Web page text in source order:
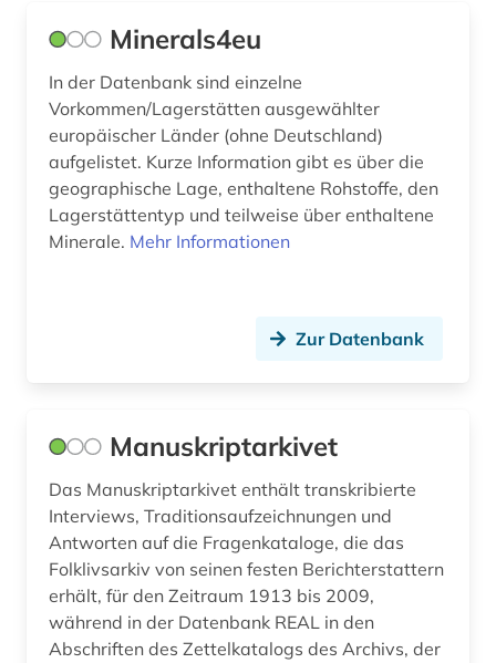
bedrohte pflanzen (1)
bedrohte sprache (1)
bedrohte tiere (1)
beethoven (1)
belgien (8)
benchmarking (1)
beobachtungsstudie (1)
berechnung (1)
Minerals4eu
In der Datenbank sind einzelne
Vorkommen/Lagerstätten ausgewählter
europäischer Länder (ohne Deutschland)
aufgelistet. Kurze Information gibt es über die
geographische Lage, enthaltene Rohstoffe, den
Lagerstättentyp und teilweise über enthaltene
Minerale. Mehr Informationen
Zur Datenbank
Manuskriptarkivet
Das Manuskriptarkivet enthält transkribierte
Interviews, Traditionsaufzeichnungen und
Antworten auf die Fragenkataloge, die das
Folklivsarkiv von seinen festen Berichterstattern
erhält, für den Zeitraum 1913 bis 2009,
während in der Datenbank REAL in den
Abschriften des Zettelkatalogs des Archivs, der